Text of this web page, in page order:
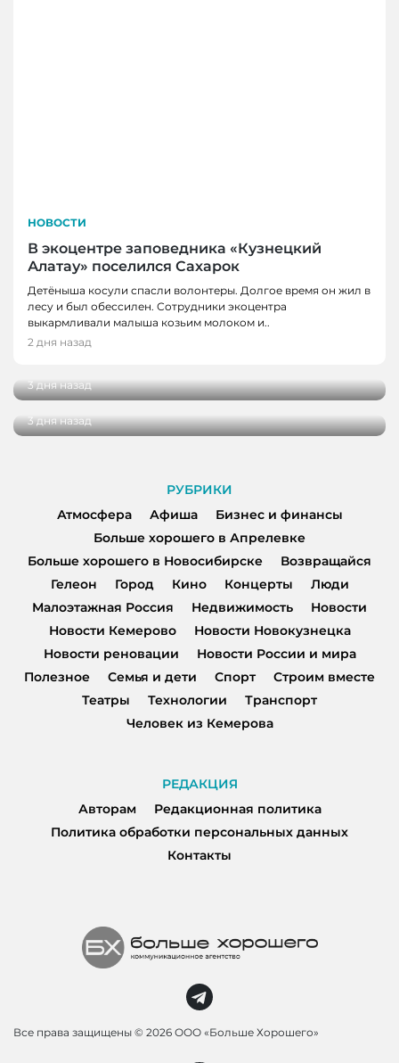
НОВОСТИ
В экоцентре заповедника «Кузнецкий
Алатау» поселился Сахарок
Детёныша косули спасли волонтеры. Долгое время он жил в
лесу и был обессилен. Сотрудники экоцентра
выкармливали малыша козьим молоком и..
2 дня назад
НОВОСТИ
В Новокузнецке врачи спасли мужчину от
3 дня назад
НОВОСТИ
перед 1 сентября
3 дня назад
РУБРИКИ
Атмосфера
Афиша
Бизнес и финансы
Больше хорошего в Апрелевке
Больше хорошего в Новосибирске
Возвращайся
Гелеон
Город Кино Концерты
Люди
Малоэтажная Россия
Недвижимость
Новости
Новости Кемерово
Новости Новокузнецка
Новости реновации
Новости России и мира
Полезное
Семья и дети Спорт
Строим вместе
Театры
Технологии
Транспорт
Человек из Кемерова
РЕДАКЦИЯ
Авторам
Редакционная политика
Политика обработки персональных данных
Контакты
Все права защищены © 2026 ООО «Больше Хорошего»